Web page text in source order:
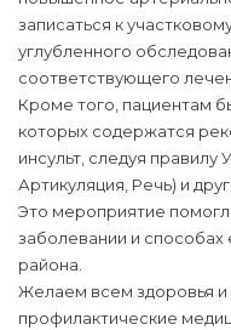
записаться к
углубленного
соответствующего
Кроме того, пациентам
которых содержатся
инсульт, следуя
Артикуляция, Речь) и
Это мероприятие
заболевании и
района.
Желаем всем здоровья
профилактические